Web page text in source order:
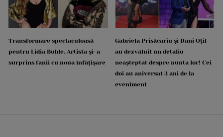
Transformare spectaculoasă
pentru Lidia Buble. Artista și-a
surprins fanii cu noua înfățișare
Gabriela Prisăcariu și Dani Oțil
au dezvăluit un detaliu
neașteptat despre nunta lor! Cei
doi au aniversat 3 ani de la
eveniment